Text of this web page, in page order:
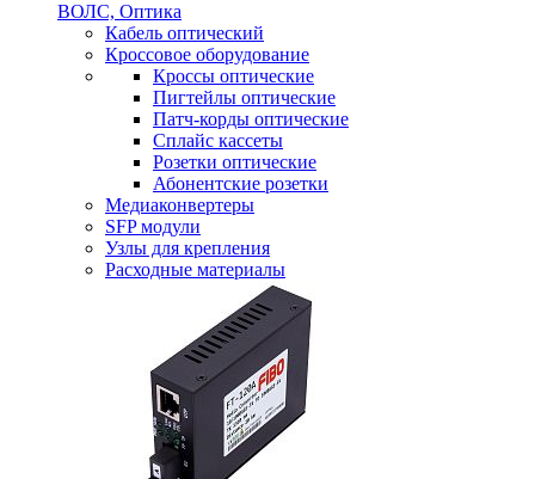
ВОЛС, Оптика
Кабель оптический
Кроссовое оборудование
Кроссы оптические
Пигтейлы оптические
Патч-корды оптические
Сплайс кассеты
Розетки оптические
Абонентские розетки
Медиаконвертеры
SFP модули
Узлы для крепления
Расходные материалы